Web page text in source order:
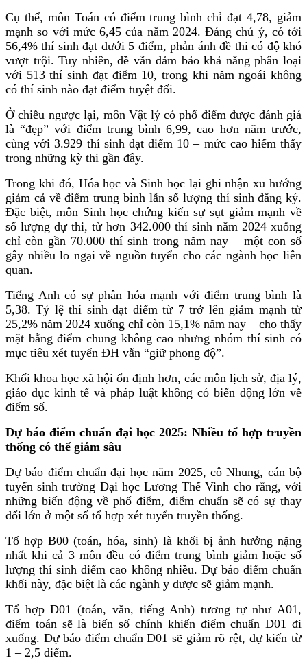
Cụ thể, môn Toán có điểm trung bình chỉ đạt 4,78, giảm
mạnh so với mức 6,45 của năm 2024. Đáng chú ý, có tới
56,4% thí sinh đạt dưới 5 điểm, phản ánh đề thi có độ khó
vượt trội. Tuy nhiên, đề vẫn đảm bảo khả năng phân loại
với 513 thí sinh đạt điểm 10, trong khi năm ngoái không
có thí sinh nào đạt điểm tuyệt đối.
Ở chiều ngược lại, môn Vật lý có phổ điểm được đánh giá
là “đẹp” với điểm trung bình 6,99, cao hơn năm trước,
cùng với 3.929 thí sinh đạt điểm 10 – mức cao hiếm thấy
trong những kỳ thi gần đây.
Trong khi đó, Hóa học và Sinh học lại ghi nhận xu hướng
giảm cả về điểm trung bình lẫn số lượng thí sinh đăng ký.
Đặc biệt, môn Sinh học chứng kiến sự sụt giảm mạnh về
số lượng dự thi, từ hơn 342.000 thí sinh năm 2024 xuống
chỉ còn gần 70.000 thí sinh trong năm nay – một con số
gây nhiều lo ngại về nguồn tuyển cho các ngành học liên
quan.
Tiếng Anh có sự phân hóa mạnh với điểm trung bình là
5,38. Tỷ lệ thí sinh đạt điểm từ 7 trở lên giảm mạnh từ
25,2% năm 2024 xuống chỉ còn 15,1% năm nay – cho thấy
mặt bằng điểm chung không cao nhưng nhóm thí sinh có
mục tiêu xét tuyển ĐH vẫn “giữ phong độ”.
Khối khoa học xã hội ổn định hơn, các môn lịch sử, địa lý,
giáo dục kinh tế và pháp luật không có biến động lớn về
điểm số.
Dự báo điểm chuẩn đại học 2025: Nhiều tổ hợp truyền
thống có thể giảm sâu
Dự báo điểm chuẩn đại học năm 2025, cô Nhung, cán bộ
tuyển sinh trường Đại học Lương Thế Vinh cho rằng, với
những biến động về phổ điểm, điểm chuẩn sẽ có sự thay
đổi lớn ở một số tổ hợp xét tuyển truyền thống.
Tổ hợp B00 (toán, hóa, sinh) là khối bị ảnh hưởng nặng
nhất khi cả 3 môn đều có điểm trung bình giảm hoặc số
lượng thí sinh điểm cao không nhiều. Dự báo điểm chuẩn
khối này, đặc biệt là các ngành y dược sẽ giảm mạnh.
Tổ hợp D01 (toán, văn, tiếng Anh) tương tự như A01,
điểm toán sẽ là biến số chính khiến điểm chuẩn D01 đi
xuống. Dự báo điểm chuẩn D01 sẽ giảm rõ rệt, dự kiến từ
1 – 2,5 điểm.